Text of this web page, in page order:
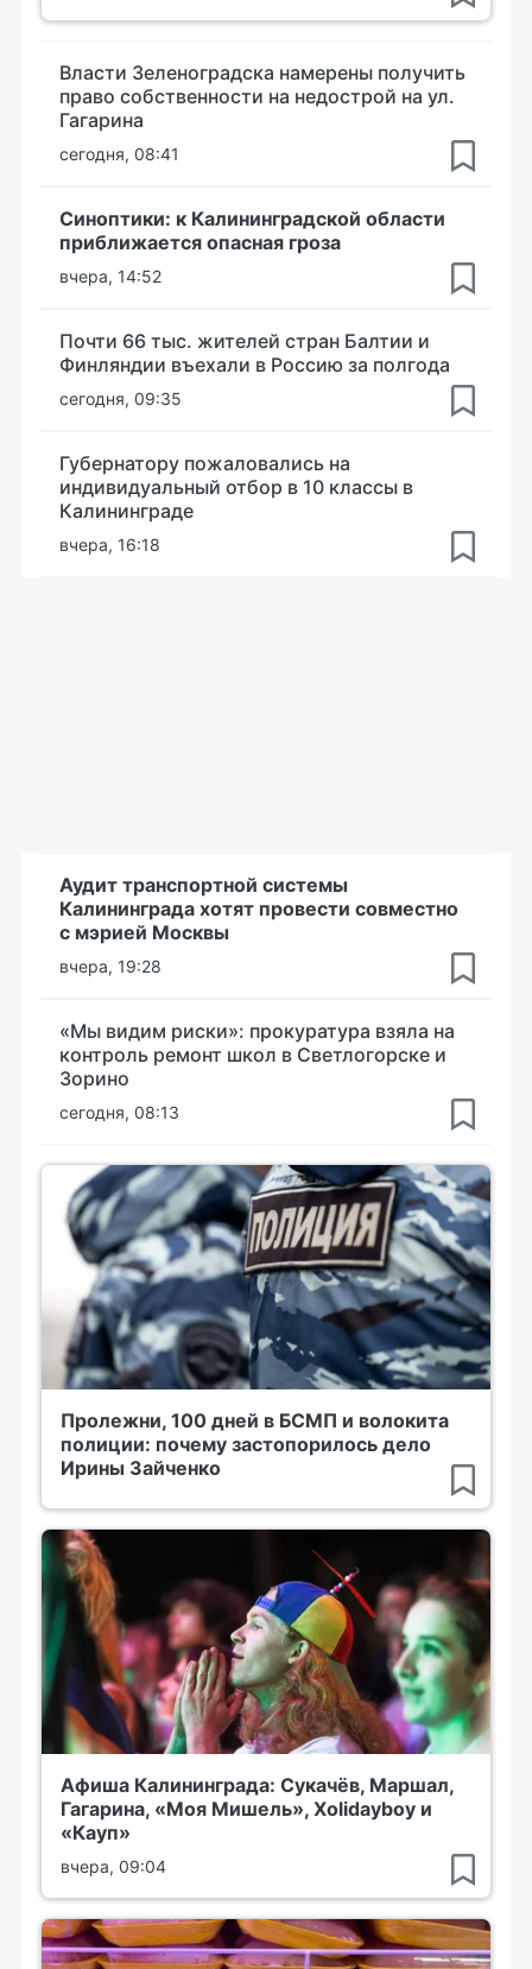
Власти Зеленоградска намерены получить
право собственности на недострой на ул.
Гагарина
сегодня, 08:41
Синоптики: к Калининградской области
приближается опасная гроза
вчера, 14:52
Почти 66 тыс. жителей стран Балтии и
Финляндии въехали в Россию за полгода
сегодня, 09:35
Губернатору пожаловались на
индивидуальный отбор в 10 классы в
Калининграде
вчера, 16:18
Аудит транспортной системы
Калининграда хотят провести совместно
с мэрией Москвы
вчера, 19:28
«Мы видим риски»: прокуратура взяла на
контроль ремонт школ в Светлогорске и
Зорино
сегодня, 08:13
Пролежни, 100 дней в БСМП и волокита
полиции: почему застопорилось дело
Ирины Зайченко
Афиша Калининграда: Сукачёв, Маршал,
Гагарина, «Моя Мишель», Xolidayboy и
«Кауп»
вчера, 09:04